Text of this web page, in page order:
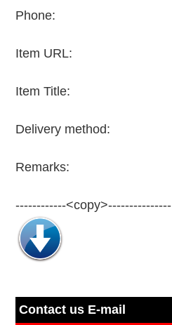
Phone:
Item URL:
Item Title:
Delivery method:
Remarks:
------------<copy>---------------
Contact us E-mail